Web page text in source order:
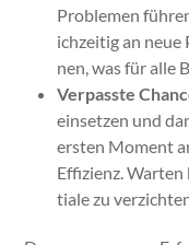
Prob­le­men
ichzeit­ig an neue
nen, was für alle
Ver­passte
ein­set­zen und
ersten Moment
Effizienz.
tiale zu